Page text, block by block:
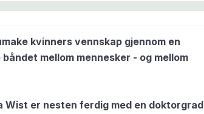
kvinners vennskap gjennom en
mellom mennesker - og mellom
Wist er nesten ferdig med en doktorgrad